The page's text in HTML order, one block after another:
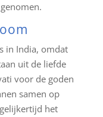
in India, omdat
uit de liefde
voor de goden
samen op
het